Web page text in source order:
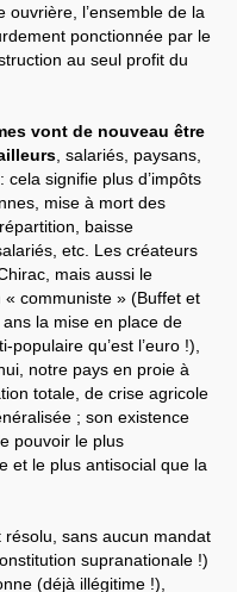
ouvrière, l’ensemble de la
ponctionnée par le
au seul profit du
vont de nouveau être
, salariés, paysans,
signifie plus d’impôts
mise à mort des
baisse
etc. Les créateurs
mais aussi le
communiste » (Buffet et
la mise en place de
qu’est l’euro !),
notre pays en proie à
totale, de crise agricole
; son existence
pouvoir le plus
et le plus antisocial que la
résolu, sans aucun mandat
supranationale !)
(déjà illégitime !),